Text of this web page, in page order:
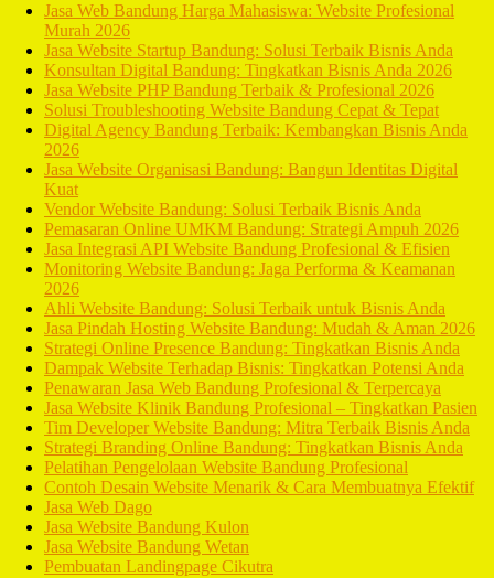
Jasa Web Bandung Harga Mahasiswa: Website Profesional
Murah 2026
Jasa Website Startup Bandung: Solusi Terbaik Bisnis Anda
Konsultan Digital Bandung: Tingkatkan Bisnis Anda 2026
Jasa Website PHP Bandung Terbaik & Profesional 2026
Solusi Troubleshooting Website Bandung Cepat & Tepat
Digital Agency Bandung Terbaik: Kembangkan Bisnis Anda
2026
Jasa Website Organisasi Bandung: Bangun Identitas Digital
Kuat
Vendor Website Bandung: Solusi Terbaik Bisnis Anda
Pemasaran Online UMKM Bandung: Strategi Ampuh 2026
Jasa Integrasi API Website Bandung Profesional & Efisien
Monitoring Website Bandung: Jaga Performa & Keamanan
2026
Ahli Website Bandung: Solusi Terbaik untuk Bisnis Anda
Jasa Pindah Hosting Website Bandung: Mudah & Aman 2026
Strategi Online Presence Bandung: Tingkatkan Bisnis Anda
Dampak Website Terhadap Bisnis: Tingkatkan Potensi Anda
Penawaran Jasa Web Bandung Profesional & Terpercaya
Jasa Website Klinik Bandung Profesional – Tingkatkan Pasien
Tim Developer Website Bandung: Mitra Terbaik Bisnis Anda
Strategi Branding Online Bandung: Tingkatkan Bisnis Anda
Pelatihan Pengelolaan Website Bandung Profesional
Contoh Desain Website Menarik & Cara Membuatnya Efektif
Jasa Web Dago
Jasa Website Bandung Kulon
Jasa Website Bandung Wetan
Pembuatan Landingpage Cikutra